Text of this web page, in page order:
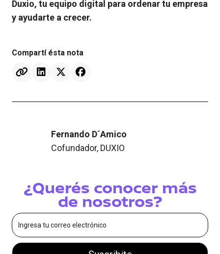
Duxio, tu equipo digital para ordenar tu empresa
y ayudarte a crecer.
Compartí ésta nota
   
Fernando D´Amico
Cofundador, DUXIO
¿Querés conocer más
de nosotros?